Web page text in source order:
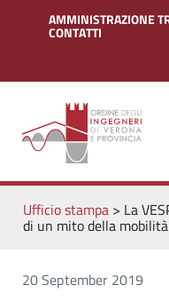
AMMINISTRAZIONE
CONTATTI
Ufficio stampa> La
di un mito della
20 September 2019